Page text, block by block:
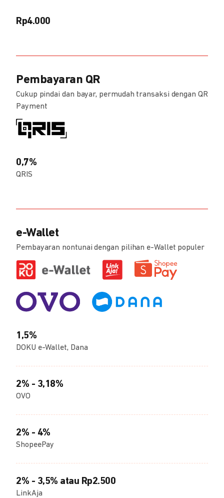
Rp4.000
Pembayaran QR
Cukup pindai dan bayar, permudah transaksi dengan QR
Payment
0,7%
QRIS
e-Wallet
Pembayaran nontunai dengan pilihan e-Wallet populer
1,5%
DOKU e-Wallet, Dana
2% - 3,18%
OVO
2% - 4%
ShopeePay
2% - 3,5% atau Rp2.500
LinkAja